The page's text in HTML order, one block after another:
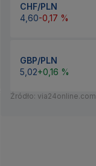
CHF/PLN
4,60-0,17 %
GBP/PLN
5,02+0,16 %
Źródło: via24online.com